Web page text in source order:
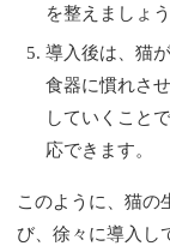
を整えましょう
導入後は、猫
食器に慣れさ
していくこと
応できます。
このように、猫の
び、徐々に導入し